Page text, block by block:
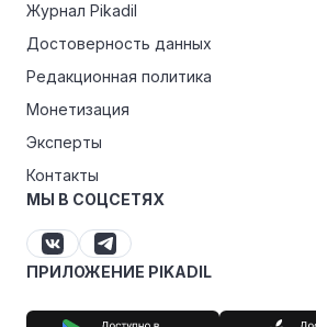
Журнал Pikadil
Достоверность данных
Редакционная политика
Монетизация
Эксперты
Контакты
МЫ В СОЦСЕТЯХ
ПРИЛОЖЕНИЕ PIKADIL